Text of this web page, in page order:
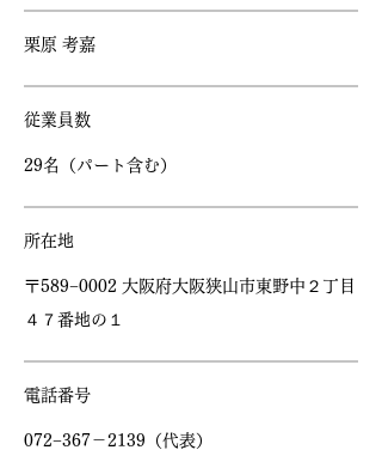
​栗原 考嘉
​従業員数
​29名（パート含む）
​所在地
​〒589−0002 大阪府大阪狭山市東野中２丁目
４７番地の１
​電話番号
​072−367－2139（代表）